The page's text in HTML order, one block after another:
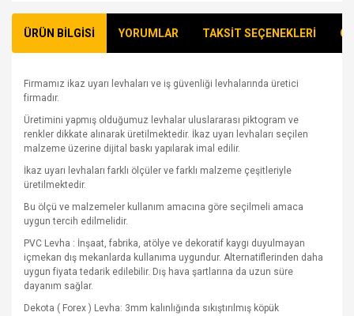
ÜRÜN BİLGİSİ YORUMLAR TAKSİT SEÇENEKLERİ
Firmamız ikaz uyarı levhaları ve iş güvenliği levhalarında üretici
firmadır.
Üretimini yapmış olduğumuz levhalar uluslararası piktogram ve
renkler dikkate alınarak üretilmektedir. İkaz uyarı levhaları seçilen
malzeme üzerine dijital baskı yapılarak imal edilir.
İkaz uyarı levhaları farklı ölçüler ve farklı malzeme çeşitleriyle
üretilmektedir.
Bu ölçü ve malzemeler kullanım amacına göre seçilmeli amaca
uygun tercih edilmelidir.
PVC Levha : İnşaat, fabrika, atölye ve dekoratif kaygı duyulmayan
içmekan dış mekanlarda kullanıma uygundur. Alternatiflerinden daha
uygun fiyata tedarik edilebilir. Dış hava şartlarına da uzun süre
dayanım sağlar.
Dekota ( Forex ) Levha: 3mm kalınlığında sıkıştırılmış köpük